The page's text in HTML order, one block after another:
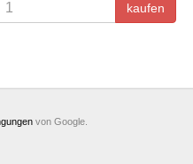
kaufen
von Google.